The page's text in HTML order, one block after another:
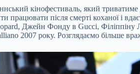
кінофестиваль, який
після смерті коханої і
Джейн Фонду в Gucci,
2007 року. Розглядаємо більше